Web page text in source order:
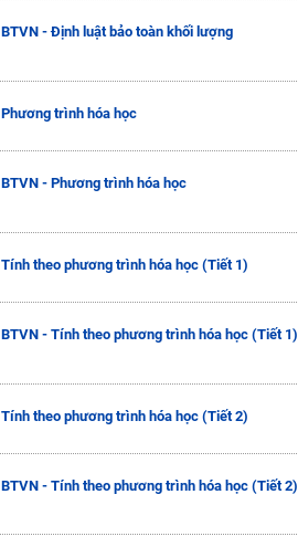
BTVN - Định luật bảo toàn khối lượng
Phương trình hóa học
BTVN - Phương trình hóa học
Tính theo phương trình hóa học (Tiết 1)
BTVN - Tính theo phương trình hóa học (Tiết 1)
Tính theo phương trình hóa học (Tiết 2)
BTVN - Tính theo phương trình hóa học (Tiết 2)